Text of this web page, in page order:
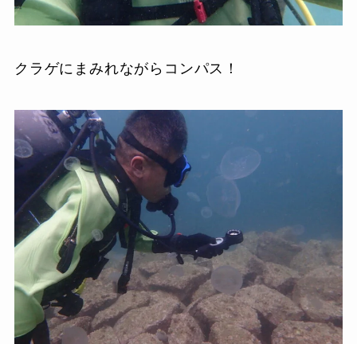
クラゲにまみれながらコンパス！